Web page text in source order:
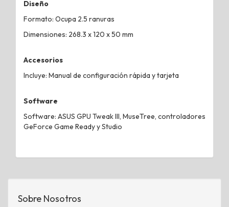
Diseño
Formato: Ocupa 2.5 ranuras
Dimensiones: 268.3 x 120 x 50 mm
Accesorios
Incluye: Manual de configuración rápida y tarjeta
Software
Software: ASUS GPU Tweak III, MuseTree, controladores
GeForce Game Ready y Studio
Sobre Nosotros